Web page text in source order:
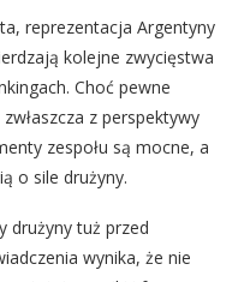
reprezentacja Argentyny
kolejne zwycięstwa
Choć pewne
z perspektywy
zespołu są mocne, a
o sile drużyny.
drużyny tuż przed
wynika, że nie